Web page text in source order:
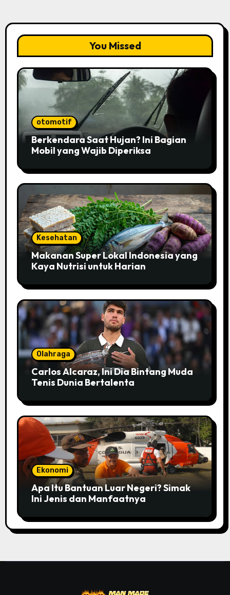
You Missed
otomotif
Berkendara Saat Hujan? Ini Bagian
Mobil yang Wajib Diperiksa
Kesehatan
Makanan Super Lokal Indonesia yang
Kaya Nutrisi untuk Harian
Olahraga
Carlos Alcaraz, Ini Dia Bintang Muda
Tenis Dunia Bertalenta
Ekonomi
Apa Itu Bantuan Luar Negeri? Simak
Ini Jenis dan Manfaatnya